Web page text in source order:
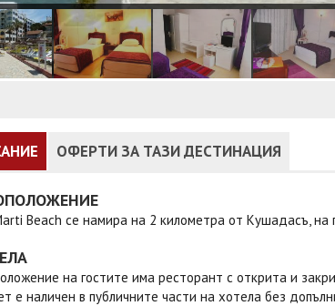
ОФЕРТИ ЗА ТАЗИ ДЕСТИНАЦИЯ
Beach се намира на 2 километра от Кушадасъ, на
на гостите има ресторант с открита и
е наличен в публичните части на хотела без